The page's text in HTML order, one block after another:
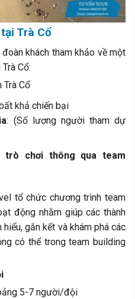
Trà Cổ
khách tham khảo về một
Cổ:
Trà Cổ
khả chiến bại
: (Số lượng người tham dự
trò chơi thông qua team
tổ chức chương trình team
động nhằm giúp các thành
gắn kết và khám phá các
có thể trong team building
5-7 người/đội